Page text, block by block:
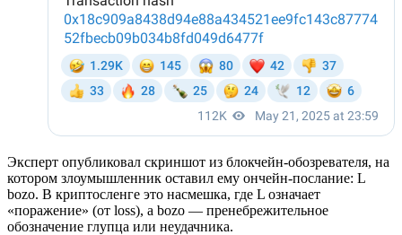
Эксперт опубликовал скриншот из блокчейн-обозревателя, на
котором злоумышленник оставил ему ончейн-послание: L
bozo. В криптосленге это насмешка, где L означает
«поражение» (от loss), а bozo — пренебрежительное
обозначение глупца или неудачника.